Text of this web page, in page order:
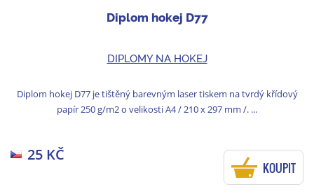
Diplom hokej D77
DIPLOMY NA HOKEJ
Diplom hokej D77 je tištěný barevným laser tiskem na tvrdý křídový
papír 250 g/m2 o velikosti A4 / 210 x 297 mm /. ...
25 KČ
KOUPIT